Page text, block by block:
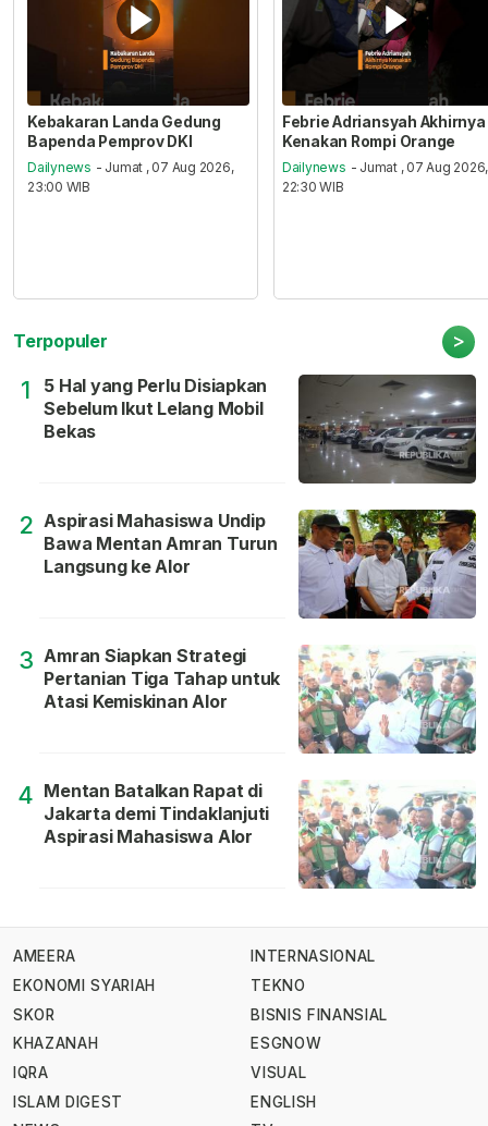
Kebakaran Landa Gedung
Bapenda Pemprov DKI
Dailynews - Jumat , 07 Aug 2026,
23:00 WIB
Febrie Adriansyah Akhirnya
Kenakan Rompi Orange
Dailynews - Jumat , 07 Aug 2026,
22:30 WIB
Terpopuler >
1
5 Hal yang Perlu Disiapkan
Sebelum Ikut Lelang Mobil
Bekas
2 Aspirasi Mahasiswa Undip
Bawa Mentan Amran Turun
Langsung ke Alor
3 Amran Siapkan Strategi
Pertanian Tiga Tahap untuk
Atasi Kemiskinan Alor
4 Mentan Batalkan Rapat di
Jakarta demi Tindaklanjuti
Aspirasi Mahasiswa Alor
AMEERA
EKONOMI SYARIAH
SKOR
KHAZANAH
IQRA
ISLAM DIGEST
INTERNASIONAL
TEKNO
BISNIS FINANSIAL
ESGNOW
VISUAL
ENGLISH